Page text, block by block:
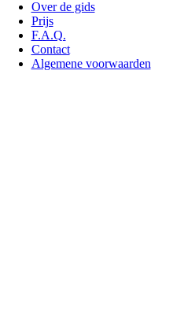
Over de gids
Prijs
F.A.Q.
Contact
Algemene voorwaarden